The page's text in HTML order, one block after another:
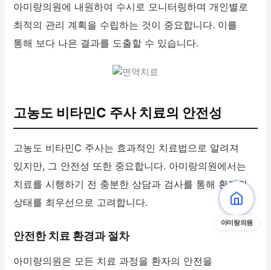
아미랑의원에 내원하여 수시로 모니터링하며 개인별로
최적의 관리 계획을 수립하는 것이 중요합니다. 이를
통해 보다 나은 결과를 도출할 수 있습니다.
고농도 비타민C 주사 치료의 안전성
고농도 비타민C 주사는 효과적인 치료법으로 알려져
있지만, 그 안전성 또한 중요합니다. 아미랑의원에서는
치료를 시행하기 전 충분한 상담과 검사를 통해 환자의
상태를 최우선으로 고려합니다.
안전한 치료 환경과 절차
아미랑의원은 모든 치료 과정을 환자의 안전을
아미랑의원